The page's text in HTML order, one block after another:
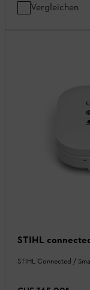
Vergleichen
STIHL
STIHL Connected /